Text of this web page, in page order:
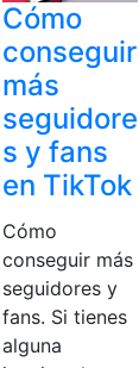
Cómo
conseguir
más
seguidore
s y fans
en TikTok
Cómo
conseguir más
seguidores y
fans. Si tienes
alguna